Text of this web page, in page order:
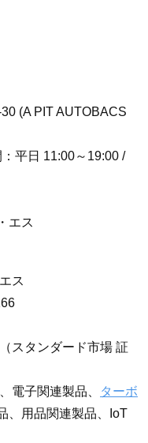
(A PIT AUTOBACS
平日 11:00～19:00 /
エス
ス
スタンダード市場 証
電子関連製品、
ターボ
、用品関連製品、IoT